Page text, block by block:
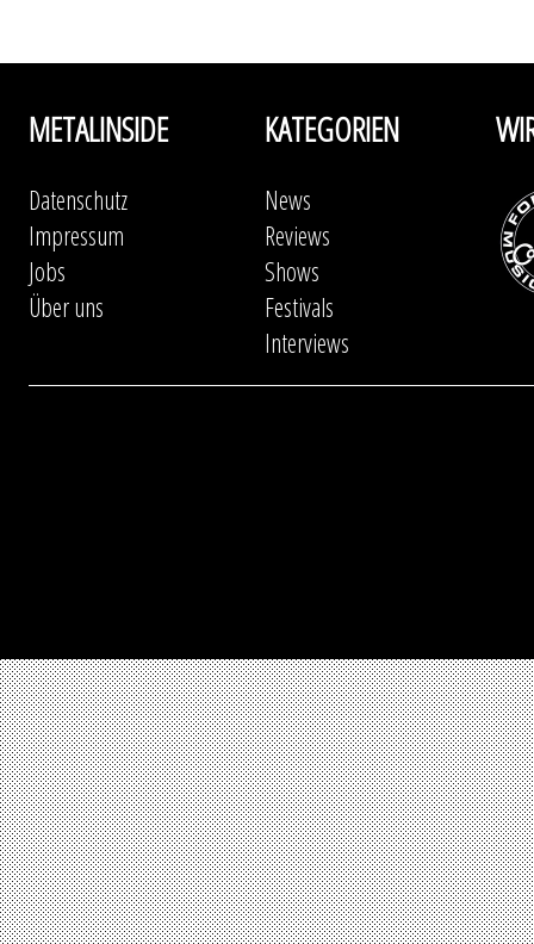
METALINSIDE
Datenschutz
Impressum
Jobs
Über uns
KATEGORIEN
News
Reviews
Shows
Festivals
Interviews